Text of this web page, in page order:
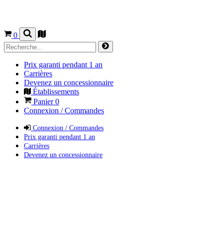
0
Prix garanti pendant 1 an
Carrières
Devenez un concessionnaire
Établissements
Panier0
Connexion / Commandes
Connexion / Commandes
Prix garanti pendant 1 an
Carrières
Devenez un concessionnaire